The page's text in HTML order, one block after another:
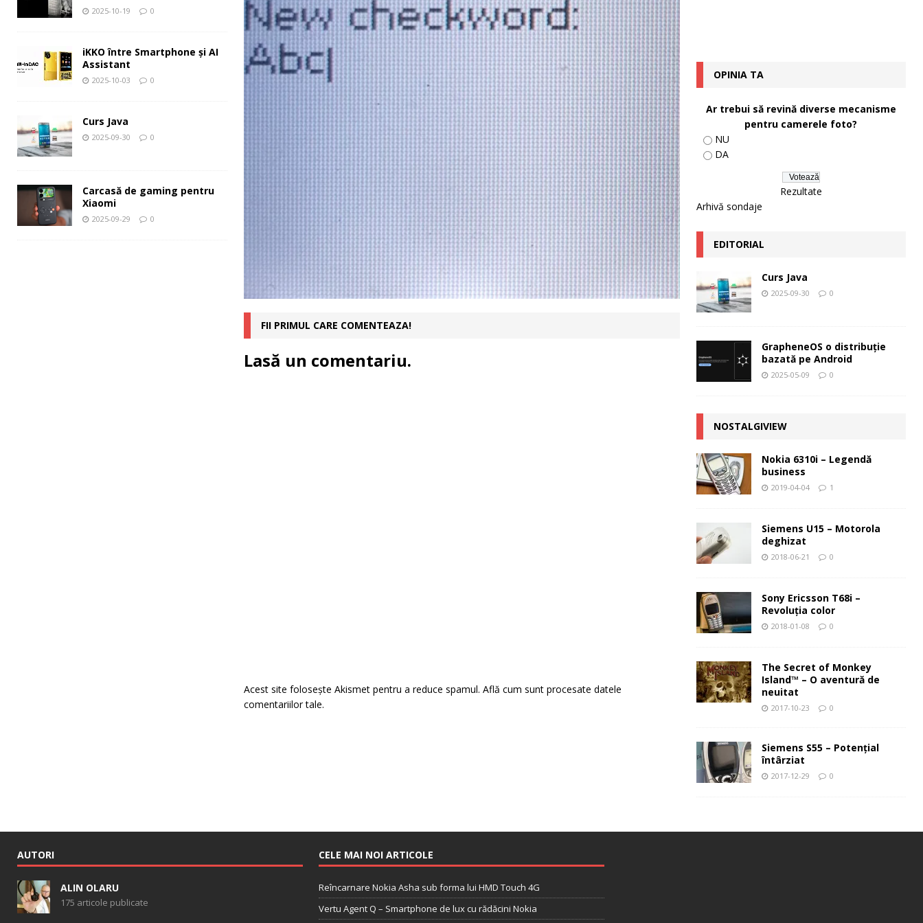
FII PRIMUL CARE COMENTEAZA!
Lasă un comentariu.
Acest site folosește Akismet pentru a reduce spamul. Află cum sunt procesate datele
comentariilor tale.
2025-10-19 0
iKKO între Smartphone și AI
Assistant
2025-10-03 0
Curs Java
2025-09-30 0
Carcasă de gaming pentru
Xiaomi
2025-09-29 0
OPINIA TA
Ar trebui să revină diverse mecanisme
pentru camerele foto?
NU
DA
Rezultate
Arhivă sondaje
EDITORIAL
Curs Java
2025-09-30 0
GrapheneOS o distribuție
bazată pe Android
2025-05-09 0
NOSTALGIVIEW
Nokia 6310i – Legendă
business
2019-04-04 1
Siemens U15 – Motorola
deghizat
2018-06-21 0
Sony Ericsson T68i –
Revoluţia color
2018-01-08 0
The Secret of Monkey
Island™ – O aventură de
neuitat
2017-10-23 0
Siemens S55 – Potenţial
întârziat
2017-12-29 0
AUTORI
ALIN OLARU
175 articole publicate
CELE MAI NOI ARTICOLE
Reîncarnare Nokia Asha sub forma lui HMD Touch 4G
Vertu Agent Q – Smartphone de lux cu rădăcini Nokia